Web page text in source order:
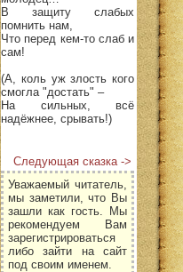
В защиту слабых
помнить нам,
Что перед кем-то слаб и
сам!
(А, коль уж злость кого
смогла "достать" –
На сильных, всё
надёжнее, срывать!)
Следующая сказка ->
Уважаемый читатель,
мы заметили, что Вы
зашли как гость. Мы
рекомендуем Вам
зарегистрироваться
либо зайти на сайт
под своим именем.